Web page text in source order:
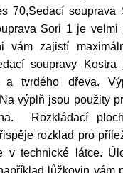
70,Sedací souprava
Sori 1 je velmi
vám zajistí
soupravy
a tvrdého dřeva.
výplň jsou použity
Rozkládací
rozklad pro
v technické látce.
lůžkovin vám